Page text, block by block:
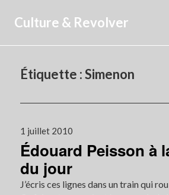
Culture & Revolver
Étiquette :Simenon
Publié
le
1 juillet 2010
Édouard Peisson à
du jour
J’écris ces lignes dans un train qui